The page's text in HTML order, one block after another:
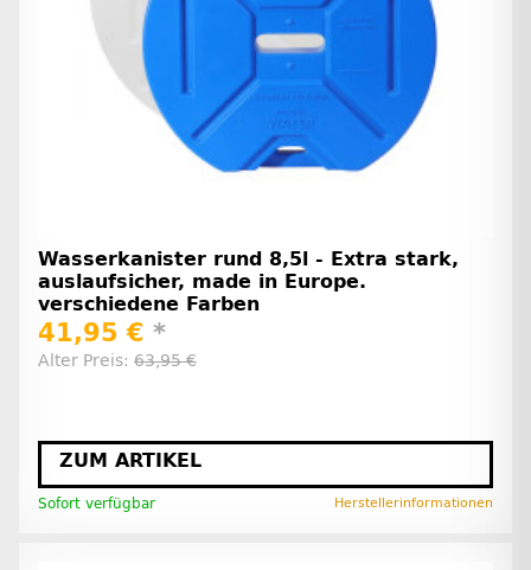
Wasserkanister rund 8,5l - Extra stark,
auslaufsicher, made in Europe.
verschiedene Farben
41,95 € *
Alter Preis: 63,95 €
ZUM ARTIKEL
Sofort verfügbar Herstellerinformationen